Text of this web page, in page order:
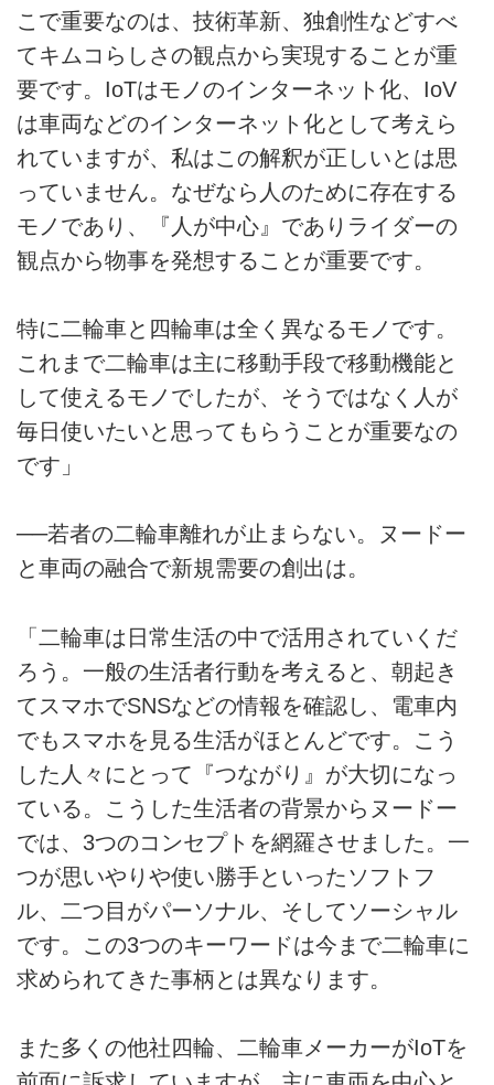
こで重要なのは、技術革新、独創性などすべ
てキムコらしさの観点から実現することが重
要です。IoTはモノのインターネット化、IoV
は車両などのインターネット化として考えら
れていますが、私はこの解釈が正しいとは思
っていません。なぜなら人のために存在する
モノであり、『人が中心』でありライダーの
観点から物事を発想することが重要です。
特に二輪車と四輪車は全く異なるモノです。
これまで二輪車は主に移動手段で移動機能と
して使えるモノでしたが、そうではなく人が
毎日使いたいと思ってもらうことが重要なの
です」
──若者の二輪車離れが止まらない。ヌードー
と車両の融合で新規需要の創出は。
「二輪車は日常生活の中で活用されていくだ
ろう。一般の生活者行動を考えると、朝起き
てスマホでSNSなどの情報を確認し、電車内
でもスマホを見る生活がほとんどです。こう
した人々にとって『つながり』が大切になっ
ている。こうした生活者の背景からヌードー
では、3つのコンセプトを網羅させました。一
つが思いやりや使い勝手といったソフトフ
ル、二つ目がパーソナル、そしてソーシャル
です。この3つのキーワードは今まで二輪車に
求められてきた事柄とは異なります。
また多くの他社四輪、二輪車メーカーがIoTを